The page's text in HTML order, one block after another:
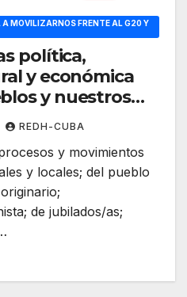
MOVILIZARNOS FRENTE AL G20 Y
política,
y económica
y nuestros
REDH-CUBA
y movimientos
y locales; del pueblo
de jubilados/as;